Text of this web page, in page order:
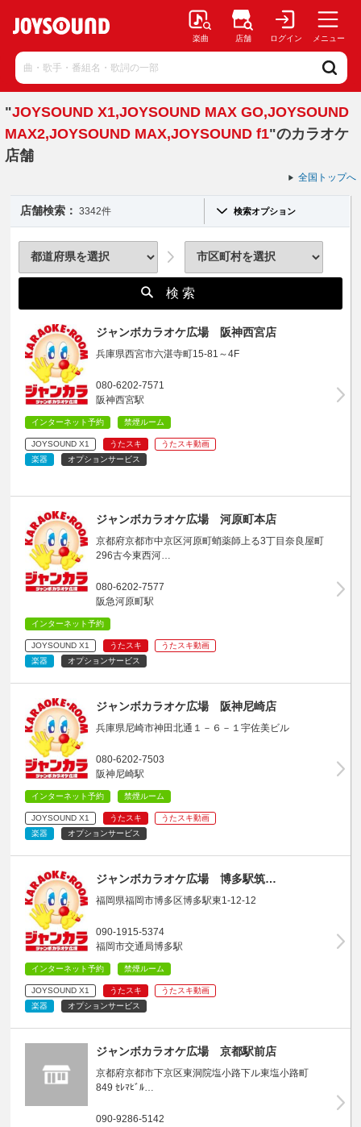
楽曲 店舗 ログイン メニュー
"JOYSOUND X1,JOYSOUND MAX GO,JOYSOUND
MAX2,JOYSOUND MAX,JOYSOUND f1"のカラオケ
店舗
全国トップへ
店舗検索： 3342件 検索オプション
検 索
ジャンボカラオケ広場 阪神西宮店
兵庫県西宮市六湛寺町15-81～4F
080-6202-7571
阪神西宮駅
インターネット予約 禁煙ルーム
JOYSOUND X1 うたスキ
うたスキ動画
楽器
オプションサービス
ジャンボカラオケ広場 河原町本店
京都府京都市中京区河原町蛸薬師上る3丁目奈良屋町
296古今東西河…
080-6202-7577
阪急河原町駅
インターネット予約
JOYSOUND X1 うたスキ
うたスキ動画
楽器
オプションサービス
ジャンボカラオケ広場 阪神尼崎店
兵庫県尼崎市神田北通１－６－１宇佐美ビル
080-6202-7503
阪神尼崎駅
インターネット予約 禁煙ルーム
JOYSOUND X1 うたスキ
うたスキ動画
楽器
オプションサービス
ジャンボカラオケ広場 博多駅筑…
福岡県福岡市博多区博多駅東1-12-12
090-1915-5374
福岡市交通局博多駅
インターネット予約 禁煙ルーム
JOYSOUND X1 うたスキ
うたスキ動画
楽器
オプションサービス
ジャンボカラオケ広場 京都駅前店
京都府京都市下京区東洞院塩小路下ル東塩小路町
849 ｾﾚﾏﾋﾞﾙ…
090-9286-5142